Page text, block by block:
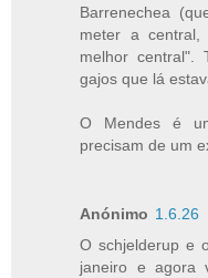
Barrenechea
meter a
melhor
gajos que lá
O Mendes é
precisam de um
Anónimo 1.6.26
O schjelderup e
janeiro e agora